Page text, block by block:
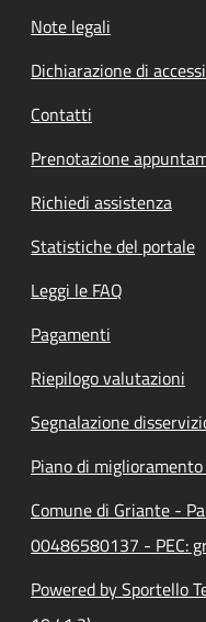
Note legali
Dichiarazione di
Contatti
Prenotazione
Richiedi assistenza
Statistiche del portale
Leggi le FAQ
Pagamenti
Riepilogo valutazioni
Segnalazione
Piano di
Comune di Griante -
00486580137 - PEC:
Powered by Sportello